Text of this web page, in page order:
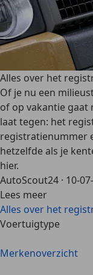
Alles over het
Of je nu een
of op vakantie gaat
laat tegen: het
registratienummer
hetzelfde als je
hier.
AutoScout24 · 10-
Lees meer
Alles over het
Voertuigtype
Merkenoverzicht